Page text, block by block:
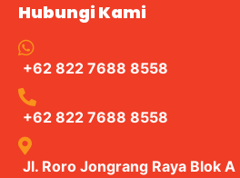
Hubungi Kami
+62 822 7688 8558
+62 822 7688 8558
Jl. Roro Jongrang Raya Blok A